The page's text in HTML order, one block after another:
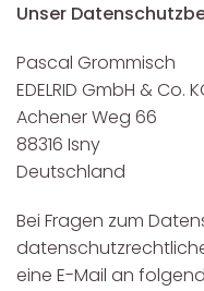
Unser
Pascal Grommisch
EDELRID GmbH & Co.
Achener Weg 66
88316 Isny
Deutschland
Bei Fragen zum
eine E-Mail an